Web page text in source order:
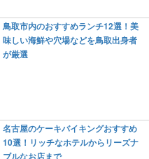
鳥取市内のおすすめランチ12選！美
味しい海鮮や穴場などを鳥取出身者
が厳選
名古屋のケーキバイキングおすすめ
10選！リッチなホテルからリーズナ
ブルなお店まで